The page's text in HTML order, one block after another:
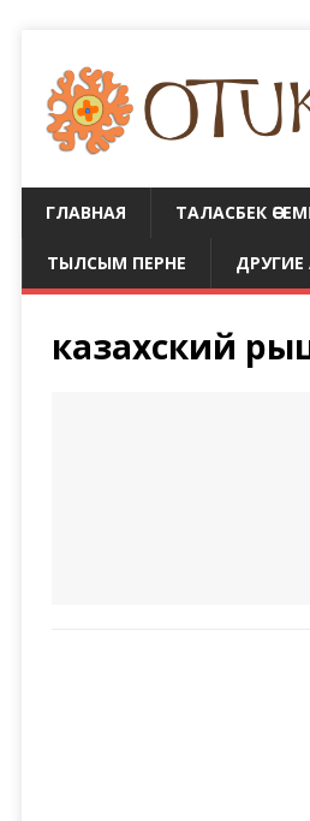
ГЛАВНАЯ ТАЛАСБЕК
ТЫЛСЫМ ПЕРНЕ
казахский